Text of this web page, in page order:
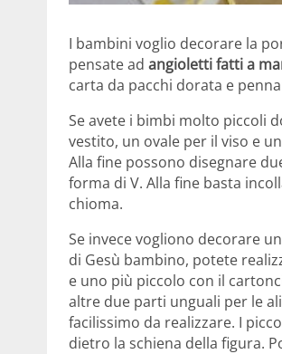
I bambini voglio decorare la
pensate ad angioletti fatti a
carta da pacchi dorata e
Se avete i bimbi molto piccoli
vestito, un ovale per il viso e
Alla fine possono disegnare
forma di V. Alla fine basta
chioma.
Se invece vogliono decorare
di Gesù bambino, potete
e uno più piccolo con il
altre due parti unguali per le
facilissimo da realizzare. I
dietro la schiena della figura.